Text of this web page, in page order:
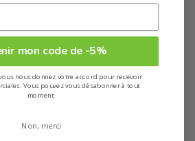
mon code de -5%
nous donnez votre accord pour recevoir
Vous pouvez vous désabonner à tout
moment.
Non, merci